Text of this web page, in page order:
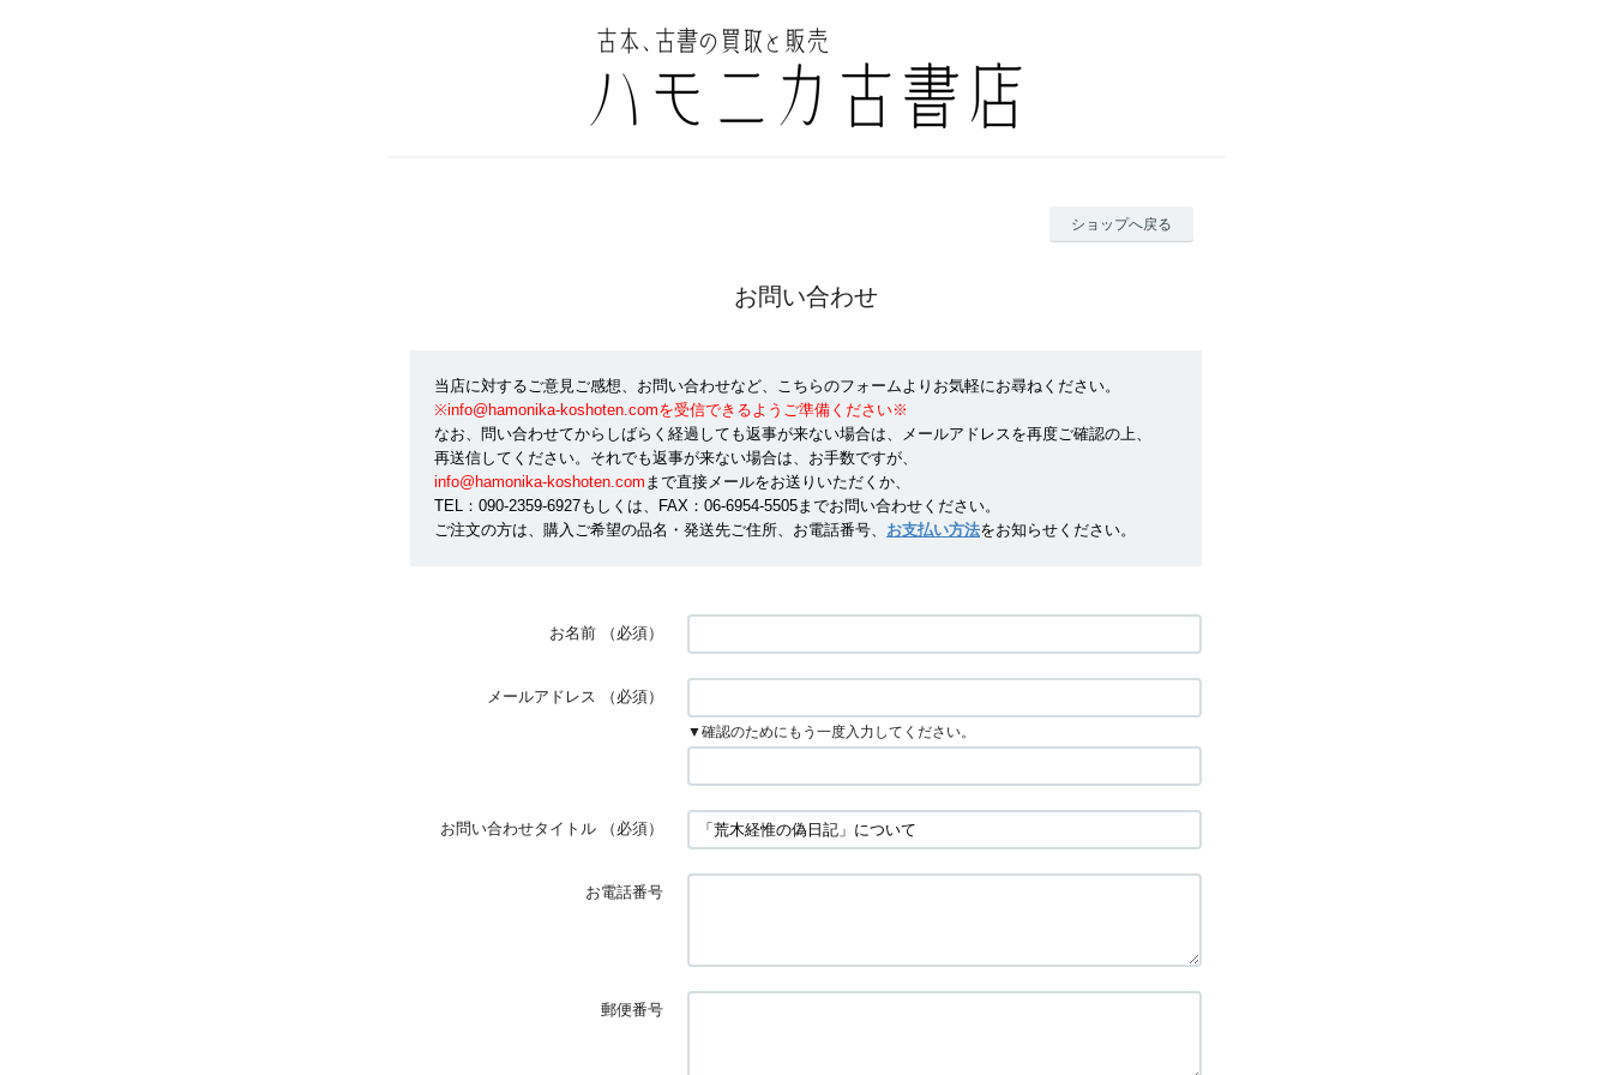
ショップへ戻る
お問い合わせ
当店に対するご意見ご感想、お問い合わせなど、こちらのフォームよりお気軽にお尋ねください。
※info@hamonika-koshoten.comを受信できるようご準備ください※
なお、問い合わせてからしばらく経過しても返事が来ない場合は、メールアドレスを再度ご確認の上、
再送信してください。それでも返事が来ない場合は、お手数ですが、
info@hamonika-koshoten.com まで直接メールをお送りいただくか、
TEL：090-2359-6927もしくは、FAX：06-6954-5505までお問い合わせください。
ご注文の方は、購入ご希望の品名・発送先ご住所、お電話番号、 お支払い方法をお知らせください。
お名前 （必須）
メールアドレス （必須）
▼確認のためにもう一度入力してください。
お問い合わせタイトル （必須）
お電話番号
郵便番号